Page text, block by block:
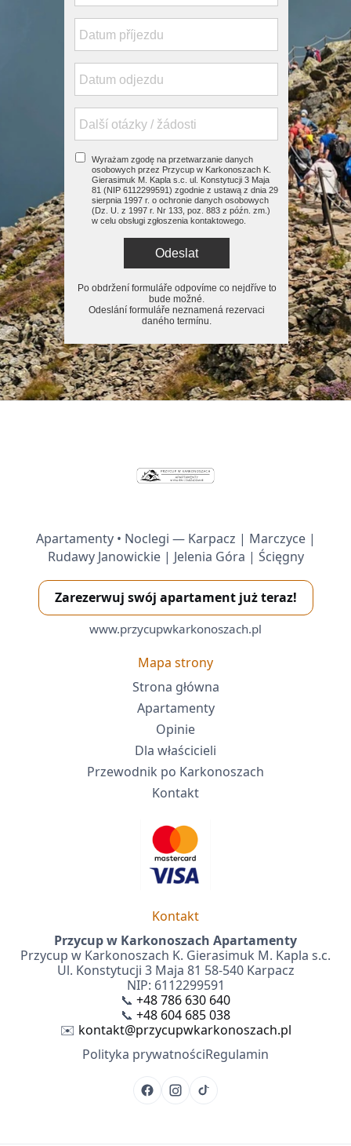
Apartamenty • Noclegi — Karpacz | Marczyce |
Rudawy Janowickie | Jelenia Góra | Ścięgny
Zarezerwuj swój apartament już teraz!
www.przycupwkarkonoszach.pl
Mapa strony
Strona główna
Apartamenty
Opinie
Dla właścicieli
Przewodnik po Karkonoszach
Kontakt
Kontakt
Przycup w Karkonoszach Apartamenty
Przycup w Karkonoszach K. Gierasimuk M. Kapla s.c.
Ul. Konstytucji 3 Maja 81 58-540 Karpacz
NIP: 6112299591
📞 +48 786 630 640
📞 +48 604 685 038
✉️ kontakt@przycupwkarkonoszach.pl
Polityka prywatnościRegulamin
Po obdržení formuláře odpovíme co nejdříve to
bude možné.
Odeslání formuláře neznamená rezervaci
daného termínu.
Wyrażam zgodę na przetwarzanie danych
osobowych przez Przycup w Karkonoszach K.
Gierasimuk M. Kapla s.c. ul. Konstytucji 3 Maja
81 (NIP 6112299591) zgodnie z ustawą z dnia 29
sierpnia 1997 r. o ochronie danych osobowych
(Dz. U. z 1997 r. Nr 133, poz. 883 z późn. zm.)
w celu obsługi zgłoszenia kontaktowego.
Odeslat